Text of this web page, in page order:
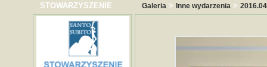
STOWARZYSZENIE Galeria > Inne wydarzenia >